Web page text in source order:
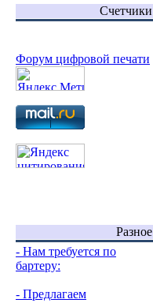
Счетчики
Форум цифровой печати
Разное
- Нам требуется по
бартеру:
- Предлагаем